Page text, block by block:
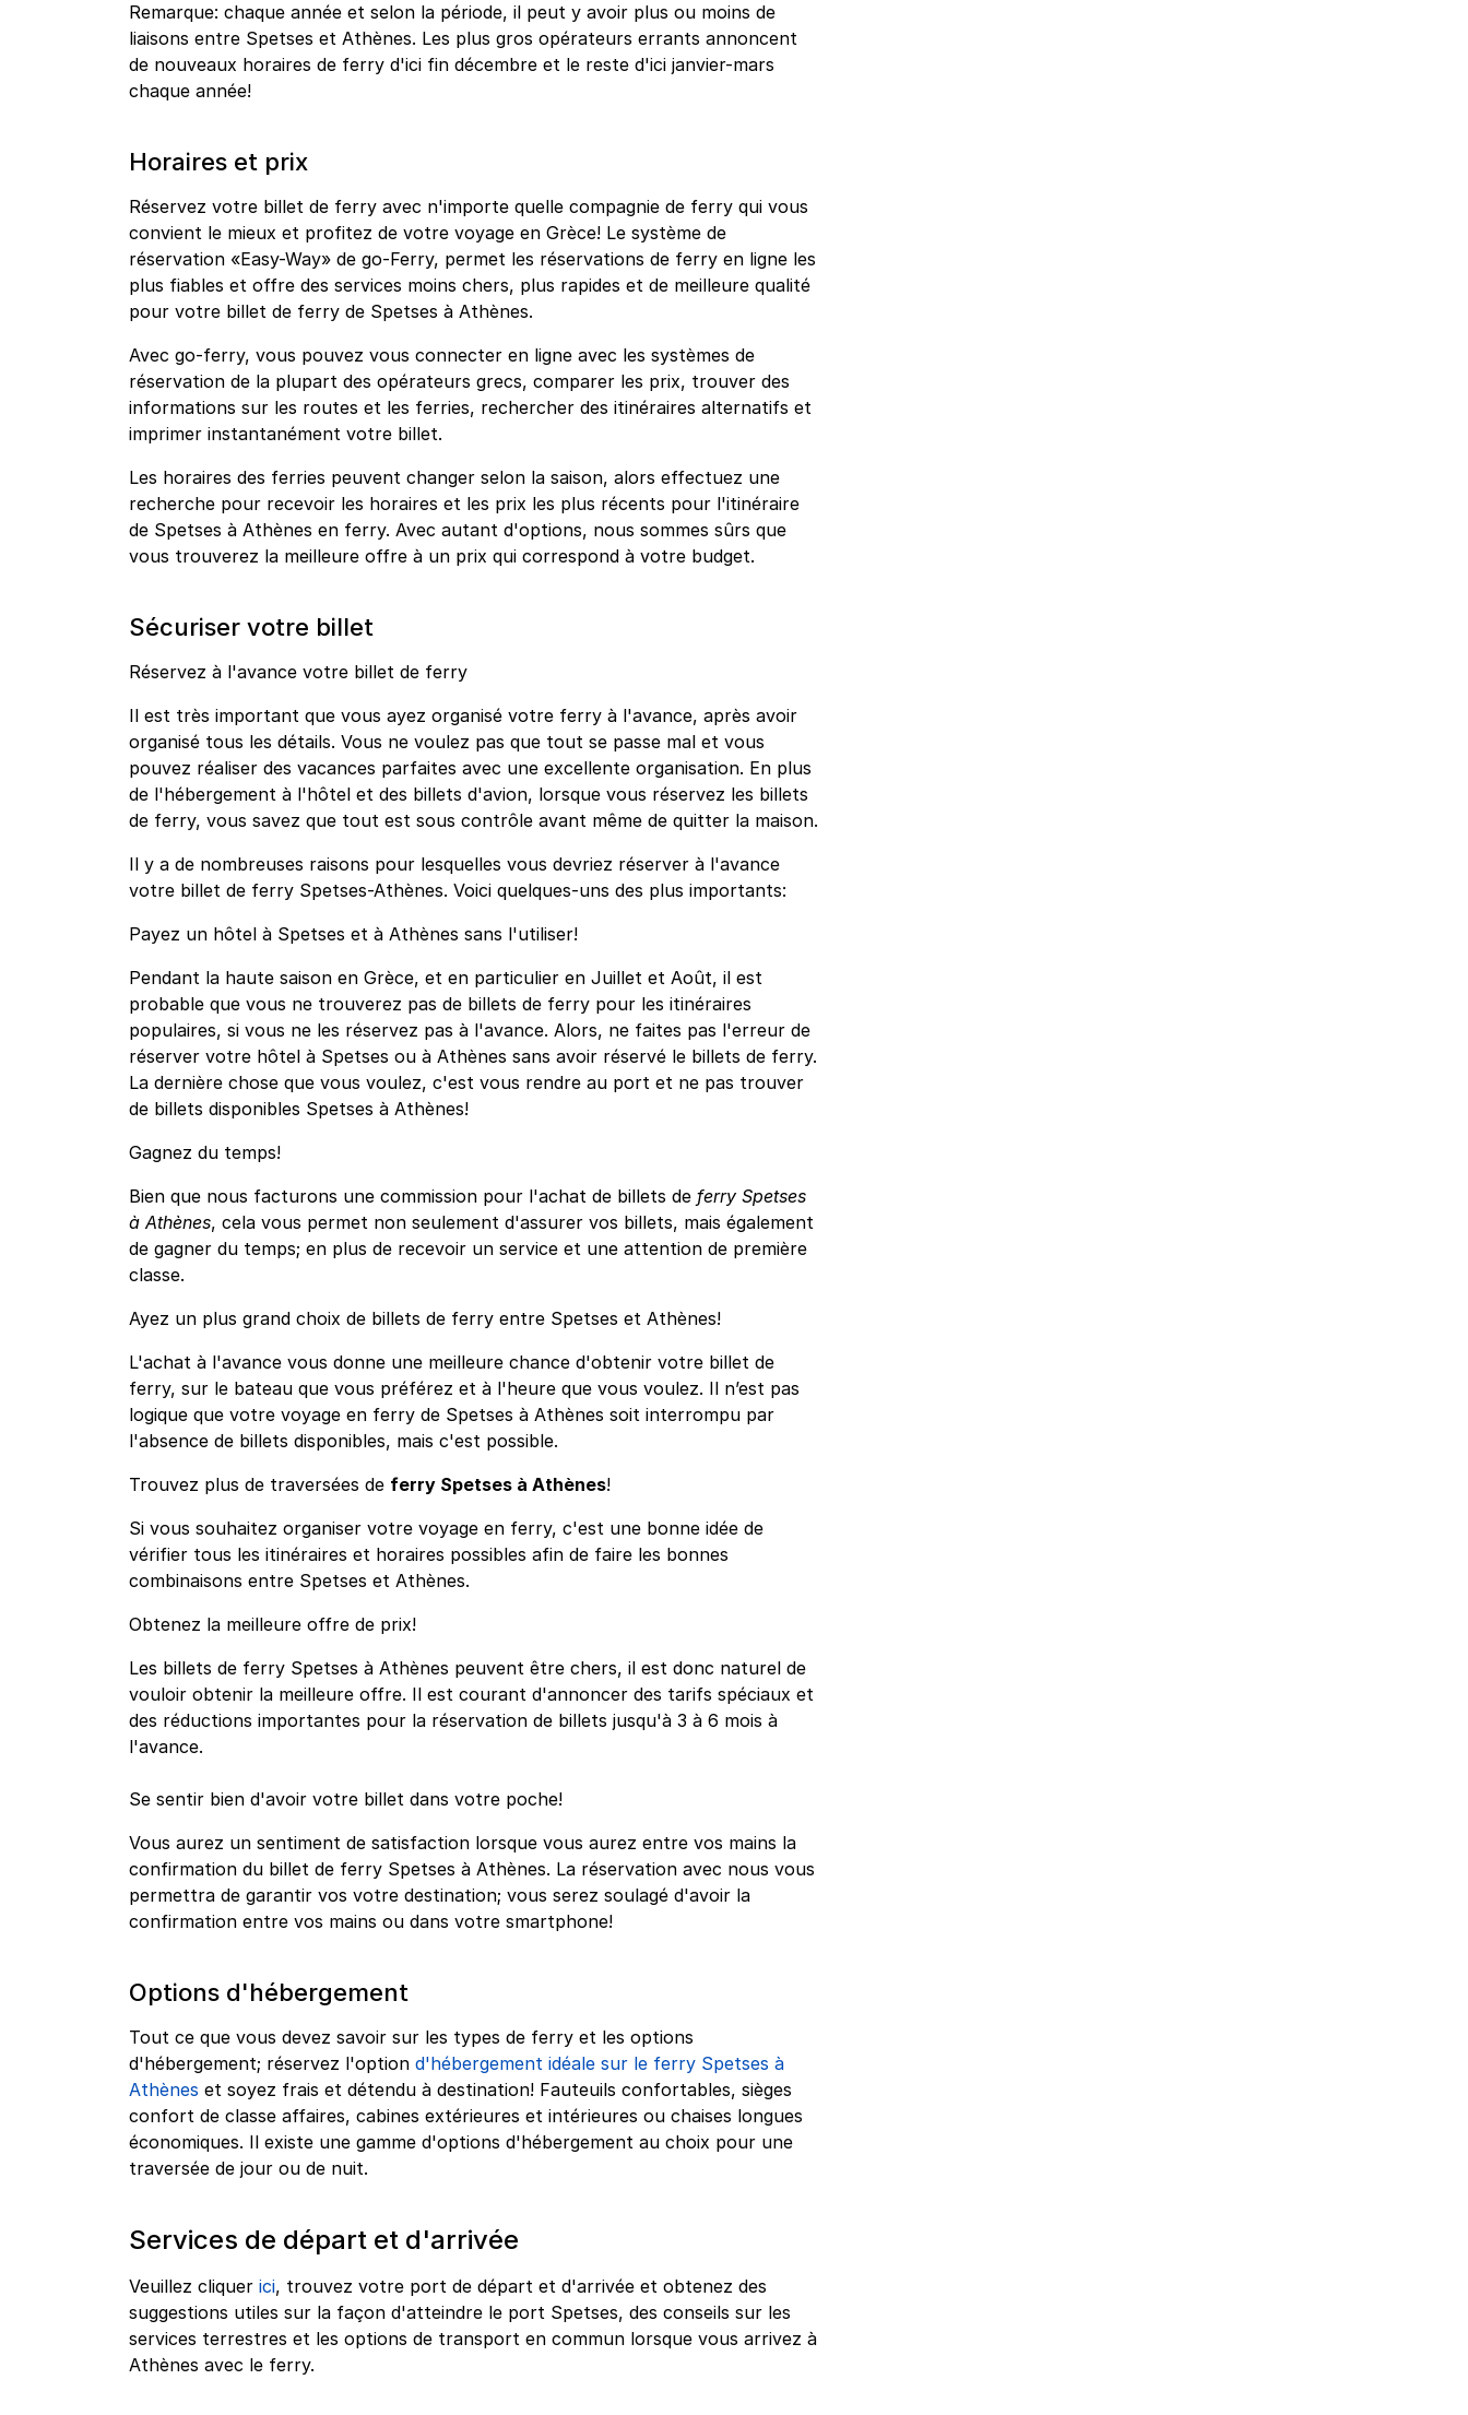
Remarque: chaque année et selon la période, il peut y avoir plus ou moins de
liaisons entre Spetses et Athènes. Les plus gros opérateurs errants annoncent
de nouveaux horaires de ferry d'ici fin décembre et le reste d'ici janvier-mars
chaque année!
Horaires et prix
Réservez votre billet de ferry avec n'importe quelle compagnie de ferry qui vous
convient le mieux et profitez de votre voyage en Grèce! Le système de
réservation «Easy-Way» de go-Ferry, permet les réservations de ferry en ligne les
plus fiables et offre des services moins chers, plus rapides et de meilleure qualité
pour votre billet de ferry de Spetses à Athènes.
Avec go-ferry, vous pouvez vous connecter en ligne avec les systèmes de
réservation de la plupart des opérateurs grecs, comparer les prix, trouver des
informations sur les routes et les ferries, rechercher des itinéraires alternatifs et
imprimer instantanément votre billet.
Les horaires des ferries peuvent changer selon la saison, alors effectuez une
recherche pour recevoir les horaires et les prix les plus récents pour l'itinéraire
de Spetses à Athènes en ferry. Avec autant d'options, nous sommes sûrs que
vous trouverez la meilleure offre à un prix qui correspond à votre budget.
Sécuriser votre billet
Réservez à l'avance votre billet de ferry
Il est très important que vous ayez organisé votre ferry à l'avance, après avoir
organisé tous les détails. Vous ne voulez pas que tout se passe mal et vous
pouvez réaliser des vacances parfaites avec une excellente organisation. En plus
de l'hébergement à l'hôtel et des billets d'avion, lorsque vous réservez les billets
de ferry, vous savez que tout est sous contrôle avant même de quitter la maison.
Il y a de nombreuses raisons pour lesquelles vous devriez réserver à l'avance
votre billet de ferry Spetses-Athènes. Voici quelques-uns des plus importants:
Payez un hôtel à Spetses et à Athènes sans l'utiliser!
Pendant la haute saison en Grèce, et en particulier en Juillet et Août, il est
probable que vous ne trouverez pas de billets de ferry pour les itinéraires
populaires, si vous ne les réservez pas à l'avance. Alors, ne faites pas l'erreur de
réserver votre hôtel à Spetses ou à Athènes sans avoir réservé le billets de ferry.
La dernière chose que vous voulez, c'est vous rendre au port et ne pas trouver
de billets disponibles Spetses à Athènes!
Gagnez du temps!
Bien que nous facturons une commission pour l'achat de billets de ferry Spetses
à Athènes, cela vous permet non seulement d'assurer vos billets, mais également
de gagner du temps; en plus de recevoir un service et une attention de première
classe.
Ayez un plus grand choix de billets de ferry entre Spetses et Athènes!
L'achat à l'avance vous donne une meilleure chance d'obtenir votre billet de
ferry, sur le bateau que vous préférez et à l'heure que vous voulez. Il n’est pas
logique que votre voyage en ferry de Spetses à Athènes soit interrompu par
l'absence de billets disponibles, mais c'est possible.
Trouvez plus de traversées de ferry Spetses à Athènes!
Si vous souhaitez organiser votre voyage en ferry, c'est une bonne idée de
vérifier tous les itinéraires et horaires possibles afin de faire les bonnes
combinaisons entre Spetses et Athènes.
Obtenez la meilleure offre de prix!
Les billets de ferry Spetses à Athènes peuvent être chers, il est donc naturel de
vouloir obtenir la meilleure offre. Il est courant d'annoncer des tarifs spéciaux et
des réductions importantes pour la réservation de billets jusqu'à 3 à 6 mois à
l'avance.
Se sentir bien d'avoir votre billet dans votre poche!
Vous aurez un sentiment de satisfaction lorsque vous aurez entre vos mains la
confirmation du billet de ferry Spetses à Athènes. La réservation avec nous vous
permettra de garantir vos votre destination; vous serez soulagé d'avoir la
confirmation entre vos mains ou dans votre smartphone!
Options d'hébergement
Tout ce que vous devez savoir sur les types de ferry et les options
d'hébergement; réservez l'option d'hébergement idéale sur le ferry Spetses à
Athènes et soyez frais et détendu à destination! Fauteuils confortables, sièges
confort de classe affaires, cabines extérieures et intérieures ou chaises longues
économiques. Il existe une gamme d'options d'hébergement au choix pour une
traversée de jour ou de nuit.
Services de départ et d'arrivée
Veuillez cliquer ici, trouvez votre port de départ et d'arrivée et obtenez des
suggestions utiles sur la façon d'atteindre le port Spetses, des conseils sur les
services terrestres et les options de transport en commun lorsque vous arrivez à
Athènes avec le ferry.